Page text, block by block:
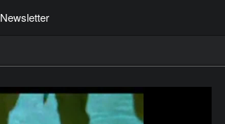
Newsletter